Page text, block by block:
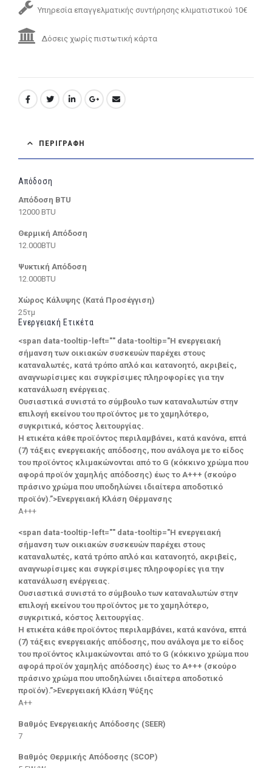
Υπηρεσία επαγγελματικής συντήρησης κλιματιστικού 10€
Δόσεις χωρίς πιστωτική κάρτα
ΠΕΡΙΓΡΑΦΉ
Απόδοση
Απόδοση BTU
12000 BTU
Θερμική Απόδοση
12.000BTU
Ψυκτική Απόδοση
12.000BTU
Χώρος Κάλυψης (Κατά Προσέγγιση)
25τμ
Ενεργειακή Ετικέτα
<span data-tooltip-left="" data-tooltip="Η ενεργειακή
σήμανση των οικιακών συσκευών παρέχει στους
καταναλωτές, κατά τρόπο απλό και κατανοητό, ακριβείς,
αναγνωρίσιμες και συγκρίσιμες πληροφορίες για την
κατανάλωση ενέργειας.
Ουσιαστικά συνιστά το σύμβουλο των καταναλωτών στην
επιλογή εκείνου του προϊόντος με το χαμηλότερο,
συγκριτικά, κόστος λειτουργίας.
Η ετικέτα κάθε προϊόντος περιλαμβάνει, κατά κανόνα, επτά
(7) τάξεις ενεργειακής απόδοσης, που ανάλογα με το είδος
του προϊόντος κλιμακώνονται από το G (κόκκινο χρώμα που
αφορά προϊόν χαμηλής απόδοσης) έως το Α+++ (σκούρο
πράσινο χρώμα που υποδηλώνει ιδιαίτερα αποδοτικό
προϊόν).”>Ενεργειακή Κλάση Θέρμανσης
A+++
<span data-tooltip-left="" data-tooltip="Η ενεργειακή
σήμανση των οικιακών συσκευών παρέχει στους
καταναλωτές, κατά τρόπο απλό και κατανοητό, ακριβείς,
αναγνωρίσιμες και συγκρίσιμες πληροφορίες για την
κατανάλωση ενέργειας.
Ουσιαστικά συνιστά το σύμβουλο των καταναλωτών στην
επιλογή εκείνου του προϊόντος με το χαμηλότερο,
συγκριτικά, κόστος λειτουργίας.
Η ετικέτα κάθε προϊόντος περιλαμβάνει, κατά κανόνα, επτά
(7) τάξεις ενεργειακής απόδοσης, που ανάλογα με το είδος
του προϊόντος κλιμακώνονται από το G (κόκκινο χρώμα που
αφορά προϊόν χαμηλής απόδοσης) έως το Α+++ (σκούρο
πράσινο χρώμα που υποδηλώνει ιδιαίτερα αποδοτικό
προϊόν).”>Ενεργειακή Κλάση Ψύξης
A++
Βαθμός Ενεργειακής Απόδοσης (SEER)
7
Βαθμός Θερμικής Απόδοσης (SCOP)